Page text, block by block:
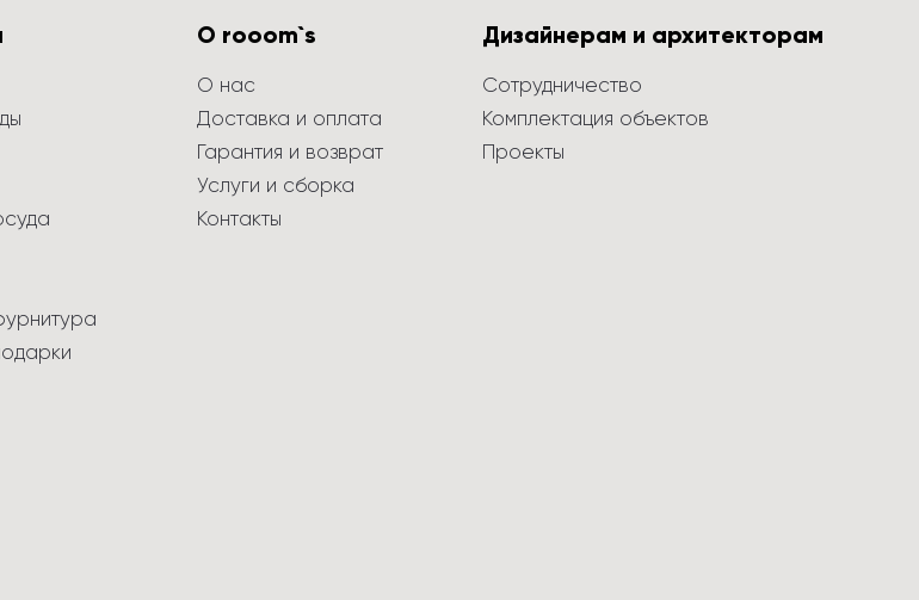
О rooom`s
О нас
Доставка и оплата
Гарантия и возврат
Услуги и сборка
Контакты
Дизайнерам и архитекторам
Сотрудничество
Комплектация объектов
Проекты